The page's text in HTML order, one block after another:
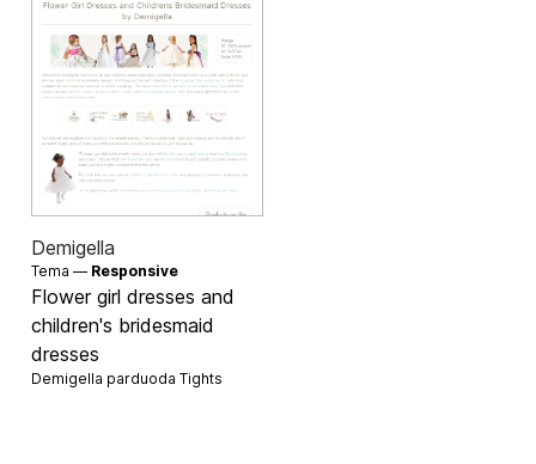
Demigella
Tema — Responsive
Flower girl dresses and
children's bridesmaid
dresses
Demigella parduodaTights